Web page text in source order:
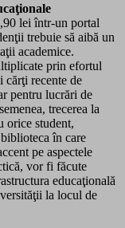
lei într-un portal
trebuie să aibă un
academice.
prin efortul
recente de
pentru lucrări de
trecerea la
orice student,
în care
pe aspectele
vor fi făcute
educaţională
la locul de